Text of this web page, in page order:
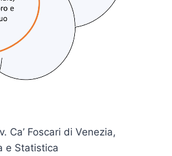
Ca’ Foscari di Venezia,
e Statistica